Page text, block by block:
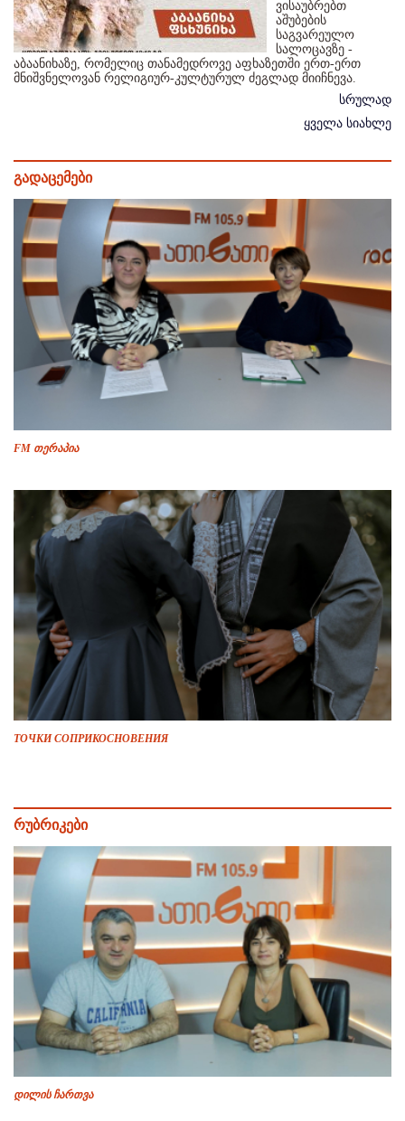
ვისაუბრებთ
აშუბების
საგვარეულო
სალოცავზე -
აბაანიხაზე, რომელიც თანამედროვე აფხაზეთში ერთ-ერთ
მნიშვნელოვან რელიგიურ-კულტურულ ძეგლად მიიჩნევა.
სრულად
ყველა სიახლე
გადაცემები
FM თერაპია
ТОЧКИ СОПРИКОСНОВЕНИЯ
რუბრიკები
დილის ჩართვა